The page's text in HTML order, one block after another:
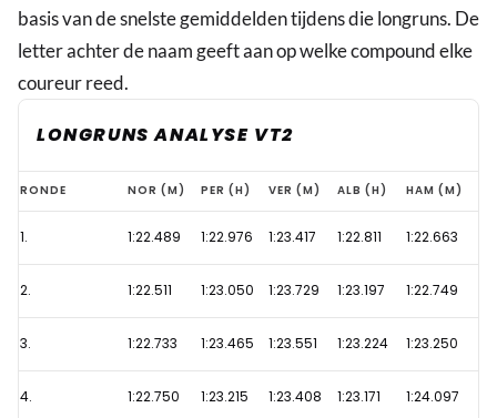
basis van de snelste gemiddelden tijdens die longruns. De
letter achter de naam geeft aan op welke compound elke
coureur reed.
LONGRUNS ANALYSE VT2
Waarom
Verstappen
wel
degelijk
de
spiegels
moet
RONDE NOR (M) PER (H) VER (M) ALB (H) HAM (M)
1. 1:22.489 1:22.976 1:23.417 1:22.811 1:22.663
2. 1:22.511 1:23.050 1:23.729 1:23.197 1:22.749
3. 1:22.733 1:23.465 1:23.551 1:23.224 1:23.250
4. 1:22.750 1:23.215 1:23.408 1:23.171 1:24.097